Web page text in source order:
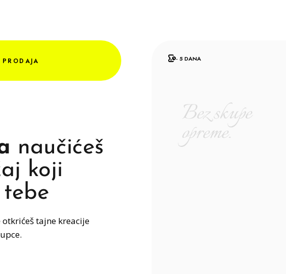
naučićeš
koji
tajne kreacije
- 5 DANA